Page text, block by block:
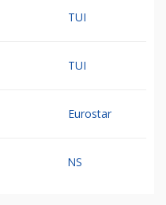
TUI
TUI
Eurostar
NS